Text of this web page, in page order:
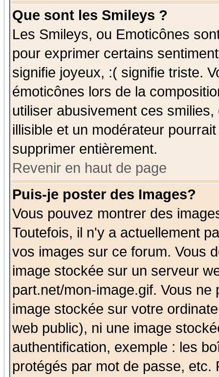
Que sont les Smileys ?
Les Smileys, ou Emoticônes
pour exprimer certains
signifie joyeux, :( signifie triste.
émoticônes lors de la
utiliser abusivement ces
illisible et un modérateur
supprimer entièrement.
Revenir en haut de page
Puis-je poster des Images?
Vous pouvez montrer des
Toutefois, il n'y a actuellement
vos images sur ce forum. Vous
image stockée sur un serveur
part.net/mon-image.gif. Vous
image stockée sur votre
web public), ni une image
authentification, exemple : les
protégés par mot de passe,